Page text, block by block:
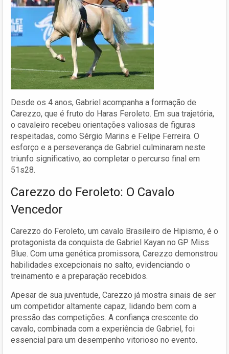
Desde os 4 anos, Gabriel acompanha a formação de
Carezzo, que é fruto do Haras Feroleto. Em sua trajetória,
o cavaleiro recebeu orientações valiosas de figuras
respeitadas, como Sérgio Marins e Felipe Ferreira. O
esforço e a perseverança de Gabriel culminaram neste
triunfo significativo, ao completar o percurso final em
51s28.
Carezzo do Feroleto: O Cavalo
Vencedor
Carezzo do Feroleto, um cavalo Brasileiro de Hipismo, é o
protagonista da conquista de Gabriel Kayan no GP Miss
Blue. Com uma genética promissora, Carezzo demonstrou
habilidades excepcionais no salto, evidenciando o
treinamento e a preparação recebidos.
Apesar de sua juventude, Carezzo já mostra sinais de ser
um competidor altamente capaz, lidando bem com a
pressão das competições. A confiança crescente do
cavalo, combinada com a experiência de Gabriel, foi
essencial para um desempenho vitorioso no evento.